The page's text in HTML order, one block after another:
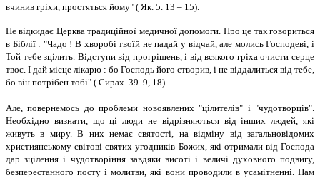
вчинив гріхи, простяться йому" ( Як. 5. 13 – 15).
Не відкидає Церква традиційної медичної допомоги. Про це так говориться
в Біблії : "Чадо ! В хворобі твоїй не падай у відчай, але молись Господеві, і
Той тебе зцілить. Відступи від прогрішень, і від всякого гріха очисти серце
твоє. І дай місце лікарю : бо Господь його створив, і не віддалиться від тебе,
бо він потрібен тобі" ( Сирах. 39. 9, 18).
Але, повернемось до проблеми новоявлених "цілителів" і "чудотворців".
Необхідно визнати, що ці люди не відрізняються від інших людей, які
живуть в миру. В них немає святості, на відміну від загальновідомих
християнському світові святих угодників Божих, які отримали від Господа
дар зцілення і чудотворіння завдяки висоті і величі духовного подвигу,
безперестанного посту і молитви, які вони проводили в усамітненні. Нам